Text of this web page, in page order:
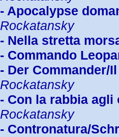
- Apocalypse
Rockatansky
- Nella stretta
- Commando
- Der Commander/
Rockatansky
- Con la rabbia agli
Rockatansky
- Contronatura/